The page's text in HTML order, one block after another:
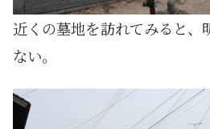
近くの墓地を訪れてみると、
ない。